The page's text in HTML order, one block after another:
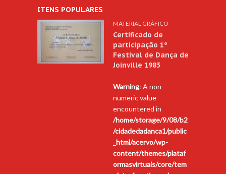
ITENS POPULARES
MATERIAL GRÁFICO
Certificado de
participação 1º
Festival de Dança de
Joinville 1983
Warning: A non-
numeric value
encountered in
/home/storage/9/08/b2
/cidadedadanca1/public
_html/acervo/wp-
content/themes/plataf
ormasvirtuais/core/tem